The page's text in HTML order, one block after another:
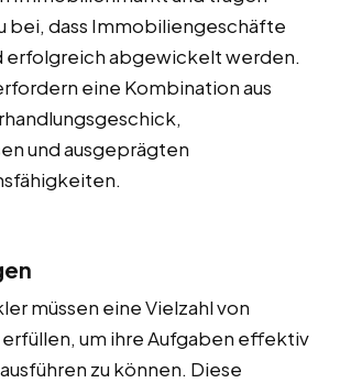
bei, dass Immobiliengeschäfte
erfolgreich abgewickelt werden.
eine Kombination aus
und ausgeprägten
müssen eine Vielzahl von
um ihre Aufgaben effektiv
zu können. Diese